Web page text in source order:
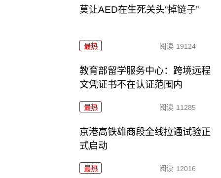
莫让AED在生死关头“掉链子”
最热 阅读 19124
教育部留学服务中心：跨境远程
文凭证书不在认证范围内
最热 阅读 11285
京港高铁雄商段全线拉通试验正
式启动
最热 阅读 12016